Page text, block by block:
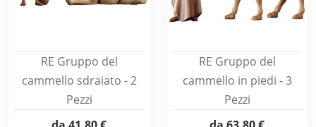
RE Gruppo del
cammello sdraiato - 2
Pezzi
RE Gruppo del
cammello in piedi - 3
Pezzi